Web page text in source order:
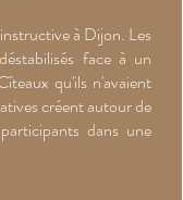
à Dijon. Les
face à un
qu'ils n'avaient
créent autour de
dans une